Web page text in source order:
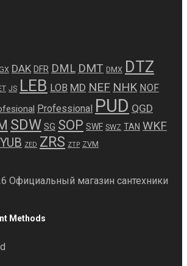
DAK DFR DML DMT DMX DTZ
JS LEB LOB MD NEF NHK NOF
Professional PUD QGD
SDW SG SOP SWF SWZ TAN WKF
YUB ZED ZRS ZTP ZVM
Официальный магазин сантехники
Methods